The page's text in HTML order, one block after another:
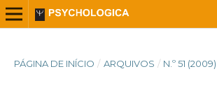
PÁGINA DE INÍCIO / ARQUIVOS / N.º 51 (2009)